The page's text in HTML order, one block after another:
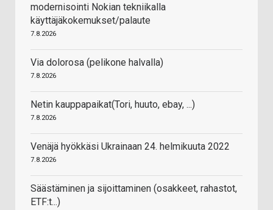
modernisointi Nokian tekniikalla
käyttäjäkokemukset/palaute
7.8.2026
Via dolorosa (pelikone halvalla)
7.8.2026
Netin kauppapaikat(Tori, huuto, ebay, ...)
7.8.2026
Venäjä hyökkäsi Ukrainaan 24. helmikuuta 2022
7.8.2026
Säästäminen ja sijoittaminen (osakkeet, rahastot,
ETF:t...)